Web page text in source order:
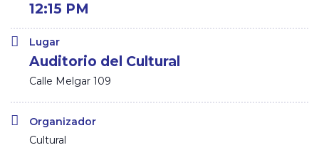
12:15 PM
Lugar
Auditorio del Cultural
Calle Melgar 109
Organizador
Cultural